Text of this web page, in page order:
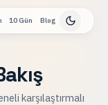
10 Gün Blog
karşılaştırmalı